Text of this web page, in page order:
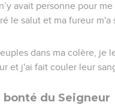
avait personne pour
le salut et ma fureur m'a
dans ma colère, je
et j'ai fait couler leur
bonté du Seigneur